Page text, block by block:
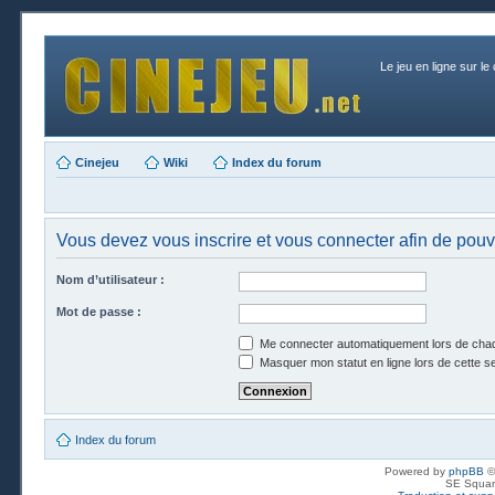
Le jeu en ligne sur le
Cinejeu Wiki Index du forum
Vous devez vous inscrire et vous connecter afin de
Nom d’utilisateur :
Mot de passe :
Me connecter automatiquement lors de
Masquer mon statut en ligne lors de cette
Index du forum
Powered by phpBB
SE